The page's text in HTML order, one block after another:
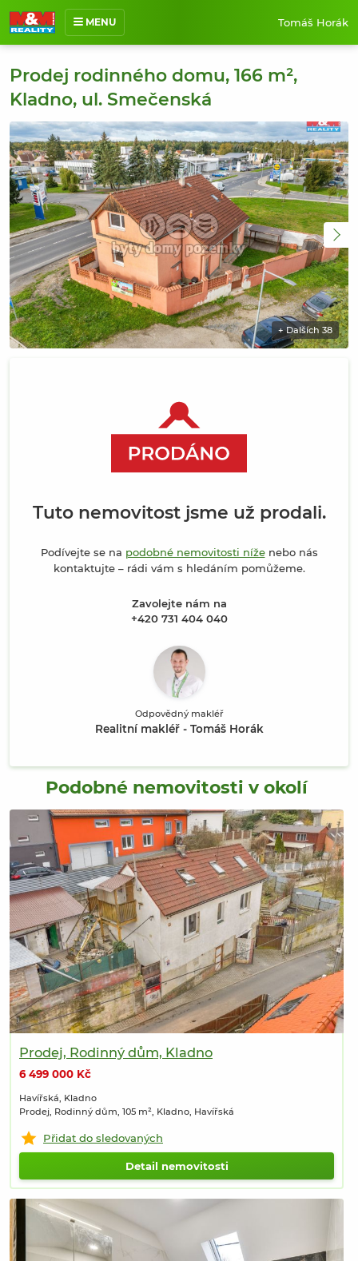
MENU
Nabídka nemovitostí
Prodané nemovitosti
Reference
Jak pracuji
Kontakt
Tomáš Horák
Prodej rodinného domu, 166 m²,
Kladno, ul. Smečenská
+ Dalších 38
Tuto nemovitost jsme už prodali.
Podívejte se na podobné nemovitosti níženebo nás
kontaktujte – rádi vám s hledáním pomůžeme.
Zavolejte nám na
+420 731 404 040
Odpovědný makléř
Realitní makléř - Tomáš Horák
Podobné nemovitosti v okolí
Prodej, Rodinný dům, Kladno
6 499 000 Kč
Havířská, Kladno
Prodej, Rodinný dům, 105 m², Kladno, Havířská
Přidat do sledovaných
Detail nemovitosti